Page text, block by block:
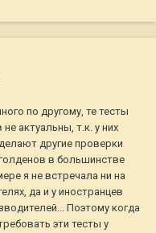
по другому, те тесты
актуальны, т.к. у них
другие проверки
в большинстве
я не встречала ни на
да и у иностранцев
Поэтому когда
эти тесты у